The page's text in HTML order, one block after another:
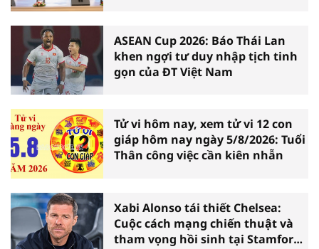
ASEAN Cup 2026: Báo Thái Lan
khen ngợi tư duy nhập tịch tinh
gọn của ĐT Việt Nam
Tử vi hôm nay, xem tử vi 12 con
giáp hôm nay ngày 5/8/2026: Tuổi
Thân công việc cần kiên nhẫn
Xabi Alonso tái thiết Chelsea:
Cuộc cách mạng chiến thuật và
tham vọng hồi sinh tại Stamford